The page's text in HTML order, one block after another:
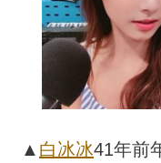
▲ 白冰冰41年前